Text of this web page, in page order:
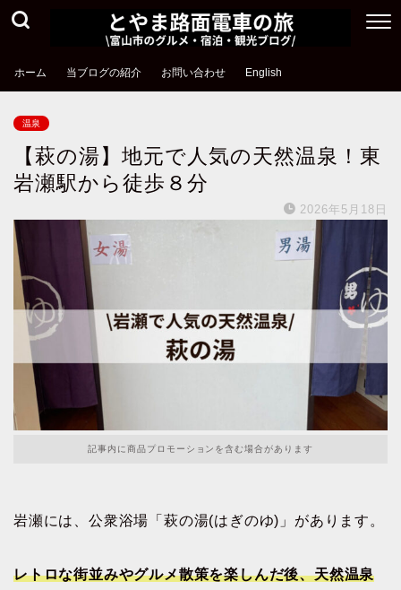
ホーム 当ブログの紹介 お問い合わせ English
温泉
【萩の湯】地元で人気の天然温泉！東
岩瀬駅から徒歩８分
2026年5月18日
記事内に商品プロモーションを含む場合があります
岩瀬には、公衆浴場「萩の湯(はぎのゆ)」があります。
レトロな街並みやグルメ散策を楽しんだ後、天然温泉